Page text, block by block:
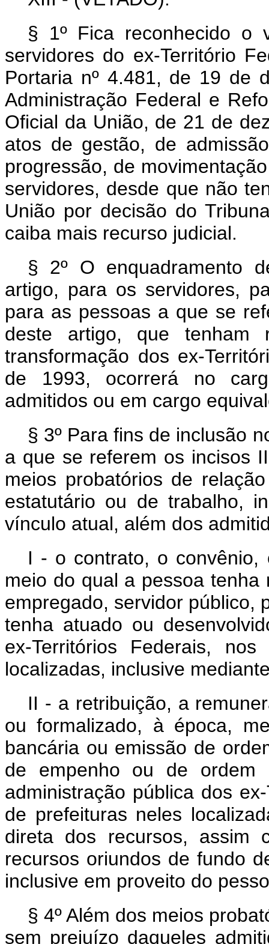
§ 1º Fica reconhecido o
servidores do ex-Território
Portaria nº 4.481, de 19 de
Administração Federal e
Oficial da União, de 21 de
atos de gestão, de
progressão, de
servidores, desde que não
União por decisão do
caiba mais recurso judicial.
§ 2º O enquadramento
artigo, para os servidores,
para as pessoas a que se
deste artigo, que tenham
transformação dos ex-
de 1993, ocorrerá no
admitidos ou em cargo
§ 3º Para fins de inclusão
a que se referem os incisos
meios probatórios de
estatutário ou de trabalho,
vínculo atual, além dos
I - o contrato, o
meio do qual a pessoa
empregado, servidor público,
tenha atuado ou
ex-Territórios Federais,
localizadas, inclusive
II - a retribuição, a
ou formalizado, à época,
bancária ou emissão de
de empenho ou de ordem
administração pública dos
de prefeituras neles
direta dos recursos, assim
recursos oriundos de fundo
inclusive em proveito do
§ 4º Além dos meios
sem prejuízo daqueles